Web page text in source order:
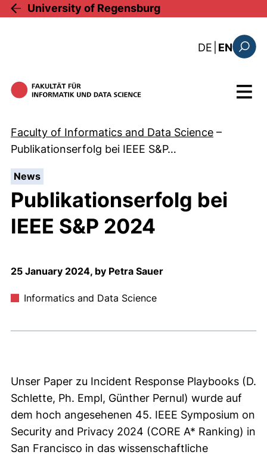
Skip to main content
University of Regensburg
DE : diese
EN
Menu
Faculty of Informatics and Data Science –
Publikationserfolg bei IEEE S&P…
News:
Publikationserfolg bei
IEEE S&P 2024
25 January 2024, by Petra Sauer
Informatics and Data Science
Unser Paper zu Incident Response Playbooks (D.
Schlette, Ph. Empl, Günther Pernul) wurde auf
dem hoch angesehenen 45. IEEE Symposium on
Security and Privacy 2024 (CORE A* Ranking) in
San Francisco in das wissenschaftliche